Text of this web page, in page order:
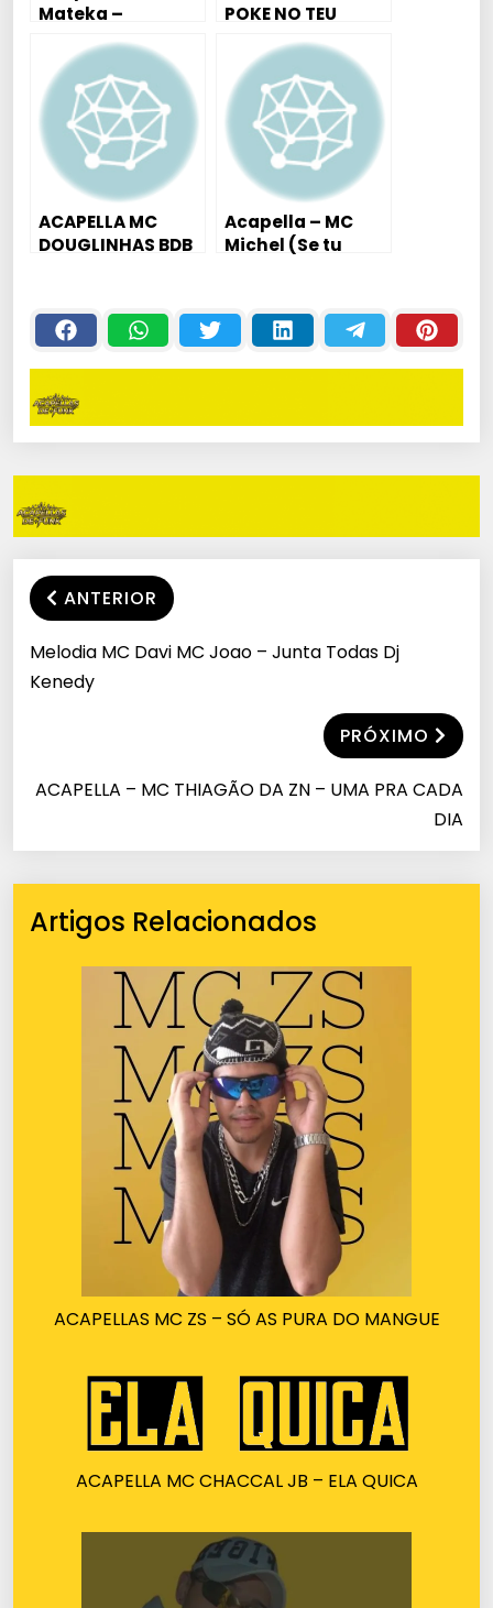
Mateka –
Gigante de aço
2018
POKE NO TEU
ACAPELLA MC
DOUGLINHAS BDB
NEUTRO )
Acapella – MC
Michel (Se tu
ANTERIOR
Melodia MC Davi MC Joao – Junta Todas Dj
Kenedy
PRÓXIMO
ACAPELLA – MC THIAGÃO DA ZN – UMA PRA CADA
DIA
Artigos Relacionados
ACAPELLAS MC ZS – SÓ AS PURA DO MANGUE
ACAPELLA MC CHACCAL JB – ELA QUICA